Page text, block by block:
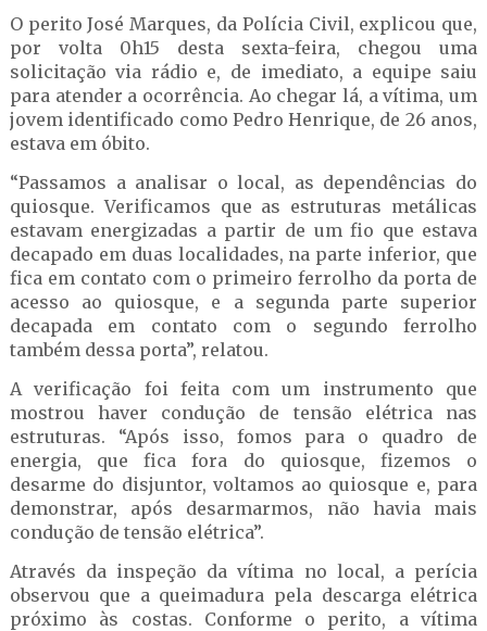
O perito José Marques, da Polícia Civil, explicou que,
por volta 0h15 desta sexta-feira, chegou uma
solicitação via rádio e, de imediato, a equipe saiu
para atender a ocorrência. Ao chegar lá, a vítima, um
jovem identificado como Pedro Henrique, de 26 anos,
estava em óbito.
“Passamos a analisar o local, as dependências do
quiosque. Verificamos que as estruturas metálicas
estavam energizadas a partir de um fio que estava
decapado em duas localidades, na parte inferior, que
fica em contato com o primeiro ferrolho da porta de
acesso ao quiosque, e a segunda parte superior
decapada em contato com o segundo ferrolho
também dessa porta”, relatou.
A verificação foi feita com um instrumento que
mostrou haver condução de tensão elétrica nas
estruturas. “Após isso, fomos para o quadro de
energia, que fica fora do quiosque, fizemos o
desarme do disjuntor, voltamos ao quiosque e, para
demonstrar, após desarmarmos, não havia mais
condução de tensão elétrica”.
Através da inspeção da vítima no local, a perícia
observou que a queimadura pela descarga elétrica
próximo às costas. Conforme o perito, a vítima